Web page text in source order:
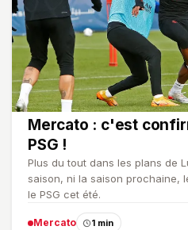
Mercato : c'est
PSG !
Plus du tout dans les plans de
saison, ni la saison prochaine,
le PSG cet été.
Mercato 1 min